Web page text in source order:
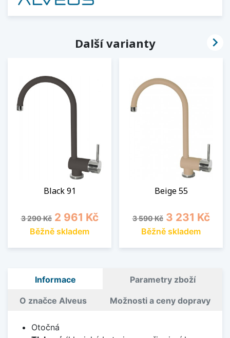
Další varianty
Black 91
Běžná cena
3 290 Kč Cena
2 961 Kč
Běžně skladem
Beige 55
Běžná cena
3 590 Kč Cena
3 231 Kč
Běžně skladem

Informace Parametry zboží
O značce Alveus Možnosti a ceny dopravy
Otočná